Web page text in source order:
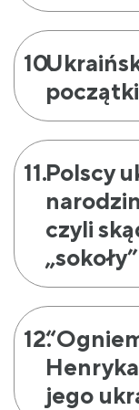
Polscy
czyli
„sokoły”
jego